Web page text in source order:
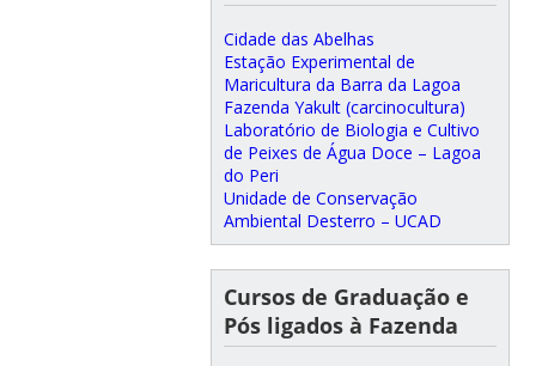
Cidade das Abelhas
Estação Experimental de
Maricultura da Barra da Lagoa
Fazenda Yakult (carcinocultura)
Laboratório de Biologia e Cultivo
de Peixes de Água Doce – Lagoa
do Peri
Unidade de Conservação
Ambiental Desterro – UCAD
Cursos de Graduação e
Pós ligados à Fazenda